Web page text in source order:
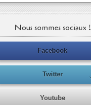
Nous sommes sociaux !
Facebook
Twitter
Youtube